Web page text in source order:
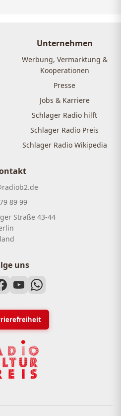
Unternehmen
Werbung, Vermarktung &
Kooperationen
Presse
Jobs & Karriere
Schlager Radio hilft
Schlager Radio Preis
Schlager Radio Wikipedia
89 99
Straße 43-44
uns